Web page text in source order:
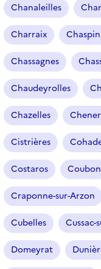
Chanaleilles
Charraix
Chassagnes
Chaudeyrolles
Chazelles
Cistrières
Costaros Coubon
Craponne-sur-Arzon
Cubelles Cussac-
Domeyrat